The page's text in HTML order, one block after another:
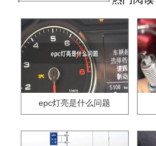
epc灯亮是什么问题